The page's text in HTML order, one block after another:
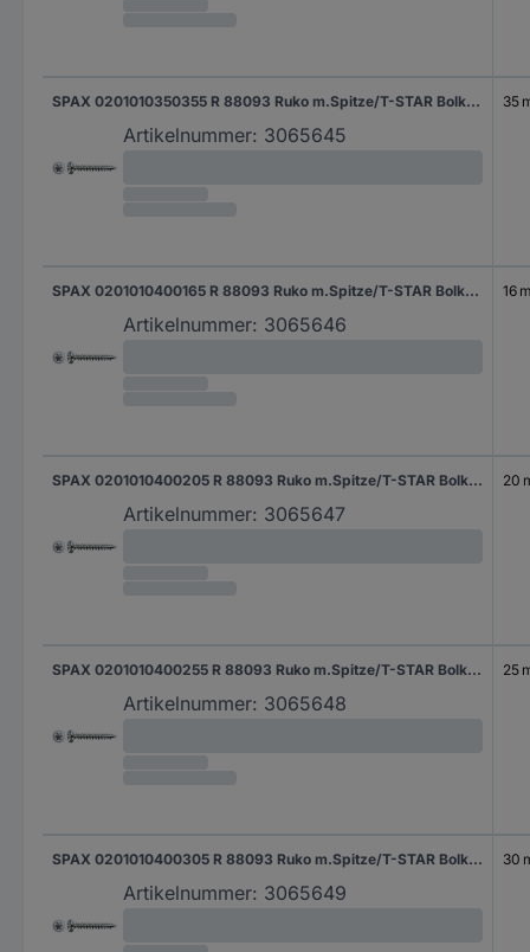
SPAX 0201010350355 R 88093 Ruko m.Spitze/T-STAR Bolkop houtschroef 3.5 mm 35 mm T-STAR plus Staal WIROX 1000 stuk(s)
Artikelnummer: 3065645
35
SPAX 0201010400165 R 88093 Ruko m.Spitze/T-STAR Bolkop houtschroef 4 mm 16 mm T-STAR plus Staal WIROX 1000 stuk(s)
Artikelnummer: 3065646
16
SPAX 0201010400205 R 88093 Ruko m.Spitze/T-STAR Bolkop houtschroef 4 mm 20 mm T-STAR plus Staal WIROX 1000 stuk(s)
Artikelnummer: 3065647
20
SPAX 0201010400255 R 88093 Ruko m.Spitze/T-STAR Bolkop houtschroef 4 mm 25 mm T-STAR plus Staal WIROX 1000 stuk(s)
Artikelnummer: 3065648
25
SPAX 0201010400305 R 88093 Ruko m.Spitze/T-STAR Bolkop houtschroef 4 mm 30 mm T-STAR plus Staal WIROX 1000 stuk(s)
Artikelnummer: 3065649
30